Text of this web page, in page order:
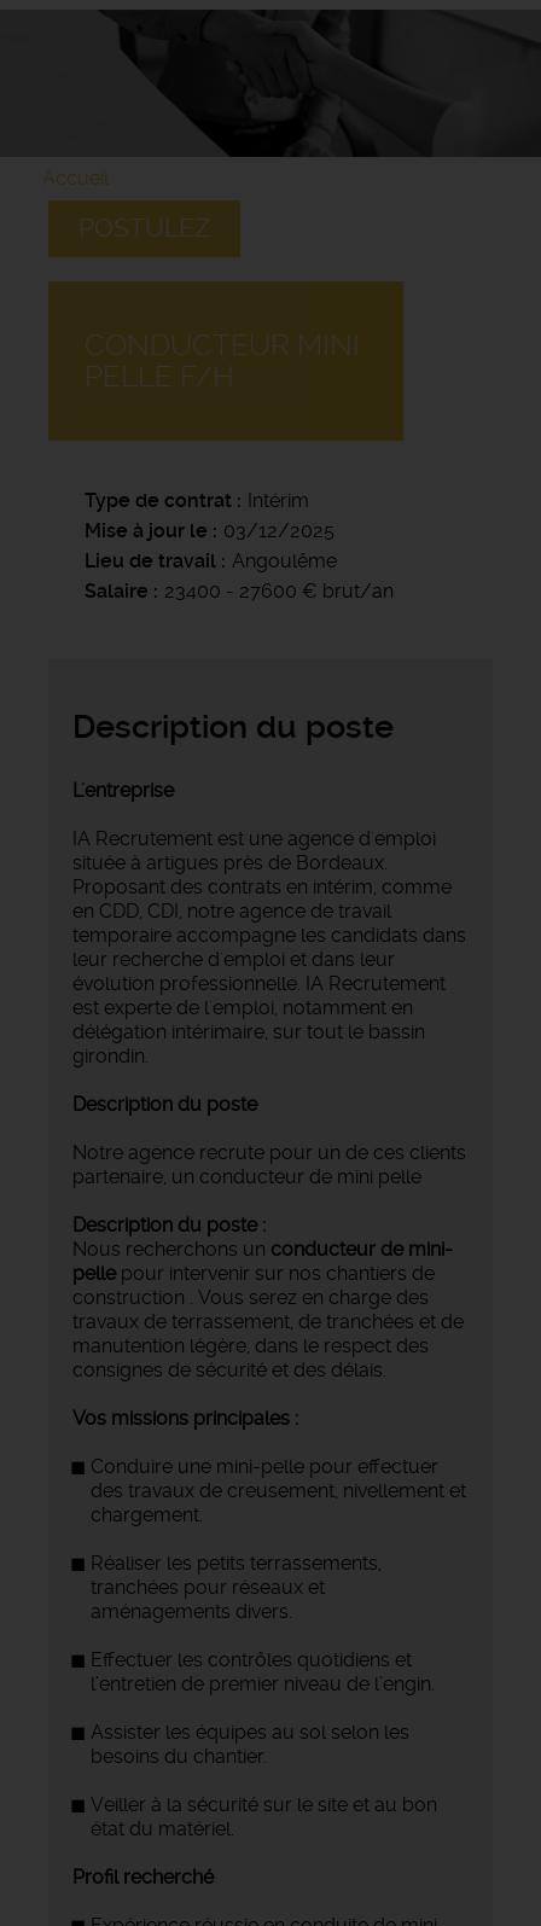
Accueil
POSTULEZ
CONDUCTEUR MINI
PELLE F/H
Type de contrat
Intérim
Mise à jour le
03/12/2025
Lieu de travail
Angoulême
Salaire
23400 - 27600 € brut/an
Description du poste
L'entreprise
IA Recrutement est une agence d'emploi
située à artigues près de Bordeaux.
Proposant des contrats en intérim, comme
en CDD, CDI, notre agence de travail
temporaire accompagne les candidats dans
leur recherche d'emploi et dans leur
évolution professionnelle. IA Recrutement
est experte de l'emploi, notamment en
délégation intérimaire, sur tout le bassin
girondin.
Description du poste
Notre agence recrute pour un de ces clients
partenaire, un conducteur de mini pelle
Description du poste :
Nous recherchons un conducteur de mini-
pellepour intervenir sur nos chantiers de
construction . Vous serez en charge des
travaux de terrassement, de tranchées et de
manutention légère, dans le respect des
consignes de sécurité et des délais.
Vos missions principales :
Conduire une mini-pelle pour effectuer
des travaux de creusement, nivellement et
chargement.
Réaliser les petits terrassements,
tranchées pour réseaux et
aménagements divers.
Effectuer les contrôles quotidiens et
l’entretien de premier niveau de l’engin.
Assister les équipes au sol selon les
besoins du chantier.
Veiller à la sécurité sur le site et au bon
état du matériel.
Profil recherché